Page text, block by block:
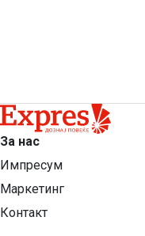
За нас
Импресум
Маркетинг
Контакт